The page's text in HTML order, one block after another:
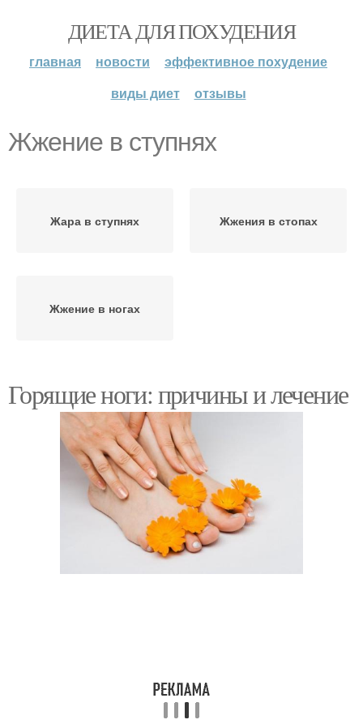
ДИЕТА ДЛЯ ПОХУДЕНИЯ
главная новости
эффективное похудение
виды диет
отзывы
Жжение в ступнях
Жара в ступнях Жжения в стопах
Жжение в ногах
Горящие ноги: причины и лечение